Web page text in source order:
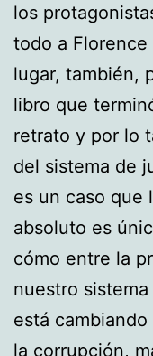
los
todo a Florence
lugar, también,
libro que
retrato y por lo
del sistema de
es un caso que
absoluto es
cómo entre la
nuestro
está
la corrupción,